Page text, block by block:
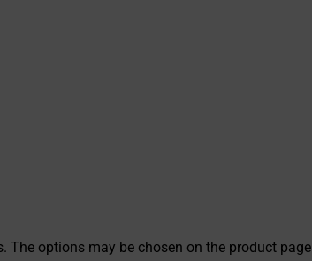
The options may be chosen on the product page